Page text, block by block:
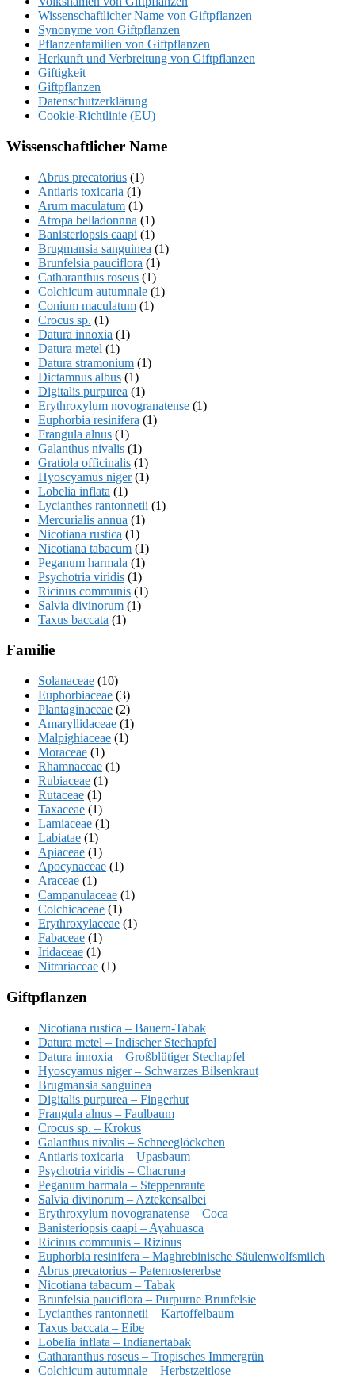
Wissenschaftlicher Name von Giftpflanzen
Synonyme von Giftpflanzen
Pflanzenfamilien von Giftpflanzen
Herkunft und Verbreitung von Giftpflanzen
Giftigkeit
Giftpflanzen
Datenschutzerklärung
Cookie-Richtlinie (EU)
Wissenschaftlicher Name
Abrus precatorius (1)
Antiaris toxicaria (1)
Arum maculatum (1)
Atropa belladonnna (1)
Banisteriopsis caapi (1)
Brugmansia sanguinea (1)
Brunfelsia pauciflora (1)
Catharanthus roseus (1)
Colchicum autumnale (1)
Conium maculatum (1)
Crocus sp. (1)
Datura innoxia (1)
Datura metel (1)
Datura stramonium (1)
Dictamnus albus (1)
Digitalis purpurea (1)
Erythroxylum novogranatense (1)
Euphorbia resinifera (1)
Frangula alnus (1)
Galanthus nivalis (1)
Gratiola officinalis (1)
Hyoscyamus niger(1)
Lobelia inflata (1)
Lycianthes rantonnetii (1)
Mercurialis annua (1)
Nicotiana rustica (1)
Nicotiana tabacum (1)
Peganum harmala (1)
Psychotria viridis (1)
Ricinus communis (1)
Salvia divinorum (1)
Taxus baccata (1)
Familie
Solanaceae (10)
Euphorbiaceae (3)
Plantaginaceae (2)
Amaryllidaceae (1)
Malpighiaceae (1)
Moraceae (1)
Rhamnaceae (1)
Rubiaceae (1)
Rutaceae (1)
Taxaceae (1)
Lamiaceae (1)
Labiatae (1)
Apiaceae (1)
Apocynaceae (1)
Araceae (1)
Campanulaceae (1)
Colchicaceae (1)
Erythroxylaceae (1)
Fabaceae (1)
Iridaceae (1)
Nitrariaceae (1)
Giftpflanzen
Nicotiana rustica – Bauern-Tabak
Datura metel – Indischer Stechapfel
Datura innoxia – Großblütiger Stechapfel
Hyoscyamus niger – Schwarzes Bilsenkraut
Brugmansia sanguinea
Digitalis purpurea – Fingerhut
Frangula alnus – Faulbaum
Crocus sp. – Krokus
Galanthus nivalis – Schneeglöckchen
Antiaris toxicaria – Upasbaum
Psychotria viridis – Chacruna
Peganum harmala – Steppenraute
Salvia divinorum – Aztekensalbei
Erythroxylum novogranatense – Coca
Banisteriopsis caapi – Ayahuasca
Ricinus communis – Rizinus
Euphorbia resinifera – Maghrebinische Säulenwolfsmilch
Abrus precatorius – Paternostererbse
Nicotiana tabacum – Tabak
Brunfelsia pauciflora – Purpurne Brunfelsie
Lycianthes rantonnetii – Kartoffelbaum
Taxus baccata – Eibe
Lobelia inflata – Indianertabak
Catharanthus roseus – Tropisches Immergrün
Colchicum autumnale – Herbstzeitlose